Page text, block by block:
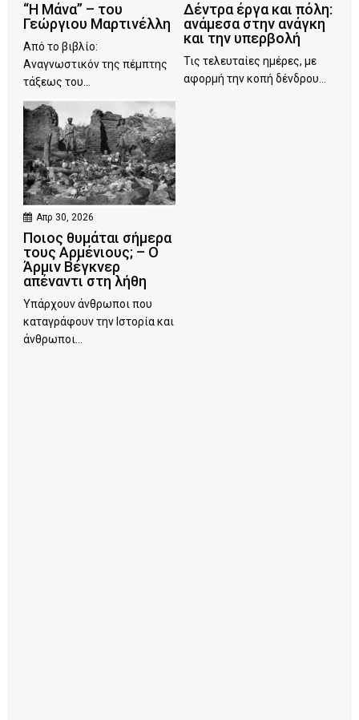
“Η Μάνα” – του
Γεώργιου Μαρτινέλλη
Από το βιβλίο:
Αναγνωστικόν της πέμπτης
τάξεως του...
Δέντρα έργα και πόλη:
ανάμεσα στην ανάγκη
και την υπερβολή
Τις τελευταίες ημέρες, με
αφορμή την κοπή δένδρου...
Απρ 30, 2026
Ποιος θυμάται σήμερα
τους Αρμένιους; – Ο
Άρμιν Βέγκνερ
απέναντι στη λήθη
Υπάρχουν άνθρωποι που
καταγράφουν την Ιστορία και
άνθρωποι...